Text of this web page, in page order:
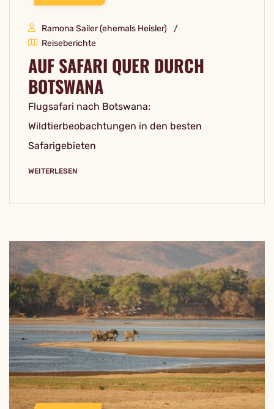
Ramona Sailer (ehemals Heisler)
Reiseberichte
AUF SAFARI QUER DURCH
BOTSWANA
Flugsafari nach Botswana:
Wildtierbeobachtungen in den besten
Safarigebieten
WEITERLESEN